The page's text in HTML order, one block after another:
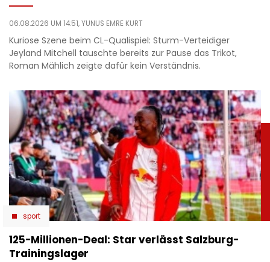
06.08.2026 UM 14:51,YUNUS EMRE KURT
Kuriose Szene beim CL-Qualispiel: Sturm-Verteidiger
Jeyland Mitchell tauschte bereits zur Pause das Trikot,
Roman Mählich zeigte dafür kein Verständnis.
sport
125-Millionen-Deal: Star verlässt Salzburg-
Trainingslager